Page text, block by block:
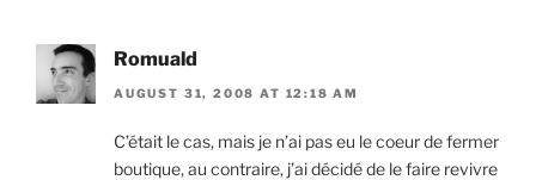
Romuald
AUGUST 31, 2008 AT 12:18 AM
C’était le cas, mais je n’ai pas eu le coeur de fermer
boutique, au contraire, j’ai décidé de le faire revivre